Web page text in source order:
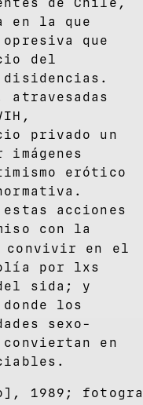
en la que
que
del
privado un
erótico
acciones
con la
convivir en el
por lxs
sida; y
los
sexo-
en
1989;